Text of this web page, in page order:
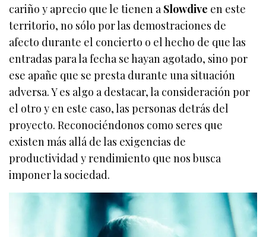
cariño y aprecio que le tienen a Slowdive en este
territorio, no sólo por las demostraciones de
afecto durante el concierto o el hecho de que las
entradas para la fecha se hayan agotado, sino por
ese apañe que se presta durante una situación
adversa. Y es algo a destacar, la consideración por
el otro y en este caso, las personas detrás del
proyecto. Reconociéndonos como seres que
existen más allá de las exigencias de
productividad y rendimiento que nos busca
imponer la sociedad.